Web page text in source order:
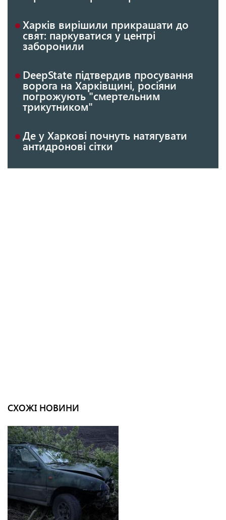
Харків вирішили прикрашати до
свят: паркуватися у центрі
заборонили
DeepState підтвердив просування
ворога на Харківщині, росіяни
погрожують "смертельним
трикутником"
Де у Харкові почнуть натягувати
антидронові сітки
СХОЖІ НОВИНИ